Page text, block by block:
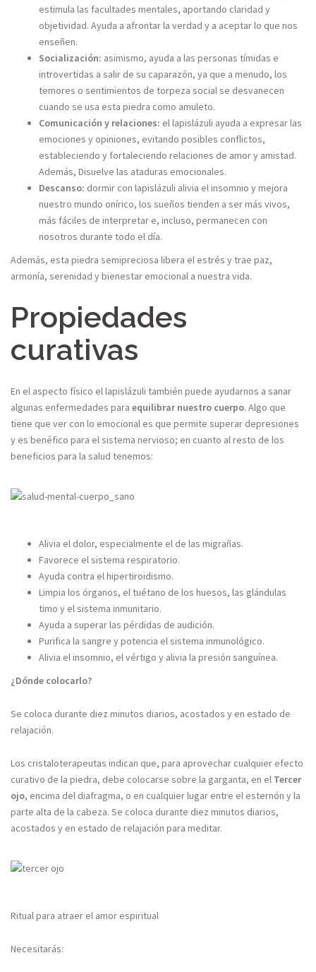
estimula las facultades mentales, aportando claridad y
objetividad. Ayuda a afrontar la verdad y a aceptar lo que nos
enseñen.
Socialización: asimismo, ayuda a las personas tímidas e
introvertidas a salir de su caparazón, ya que a menudo, los
temores o sentimientos de torpeza social se desvanecen
cuando se usa esta piedra como amuleto.
Comunicación y relaciones: el lapislázuli ayuda a expresar las
emociones y opiniones, evitando posibles conflictos,
estableciendo y fortaleciendo relaciones de amor y amistad.
Además, Disuelve las ataduras emocionales.
Descanso: dormir con lapislázuli alivia el insomnio y mejora
nuestro mundo onírico, los sueños tienden a ser más vivos,
más fáciles de interpretar e, incluso, permanecen con
nosotros durante todo el día.
Además, esta piedra semipreciosa libera el estrés y trae paz,
armonía, serenidad y bienestar emocional a nuestra vida.
Propiedades
curativas
En el aspecto físico el lapislázuli también puede ayudarnos a sanar
algunas enfermedades para equilibrar nuestro cuerpo. Algo que
tiene que ver con lo emocional es que permite superar depresiones
y es benéfico para el sistema nervioso; en cuanto al resto de los
beneficios para la salud tenemos:
Alivia el dolor, especialmente el de las migrañas.
Favorece el sistema respiratorio.
Ayuda contra el hipertiroidismo.
Limpia los órganos, el tuétano de los huesos, las glándulas
timo y el sistema inmunitario.
Ayuda a superar las pérdidas de audición.
Purifica la sangre y potencia el sistema inmunológico.
Alivia el insomnio, el vértigo y alivia la presión sanguínea.
¿Dónde colocarlo?
Se coloca durante diez minutos diarios, acostados y en estado de
relajación.
Los cristaloterapeutas indican que, para aprovechar cualquier efecto
curativo de la piedra, debe colocarse sobre la garganta, en el Tercer
ojo, encima del diafragma, o en cualquier lugar entre el esternón y la
parte alta de la cabeza. Se coloca durante diez minutos diarios,
acostados y en estado de relajación para meditar.
Ritual para atraer el amor espiritual
Necesitarás: